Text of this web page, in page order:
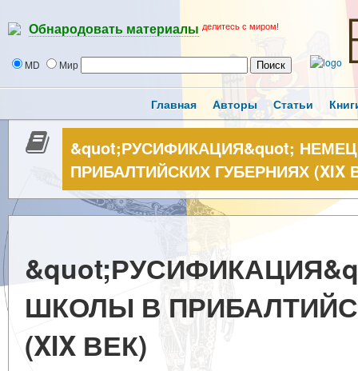
Обнародовать материалы делитесь с миром!
MD Мир
Главная Авторы Статьи
&quot;РУСИФИКАЦИЯ&quot;
ПРИБАЛТИЙСКИХ ГУБЕРНИЯХ (XIX
ШКОЛЫ В
(XIX ВЕК)